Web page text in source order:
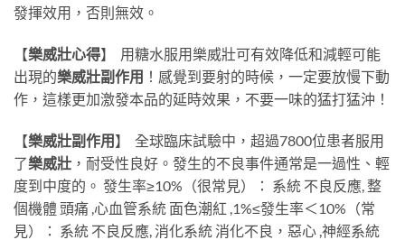
發揮效用，否則無效。
【樂威壯心得】 用糖水服用樂威壯可有效降低和減輕可能
出現的樂威壯副作用 ！感覺到要射的時候，一定要放慢下動
作，這樣更加激發本品的延時效果，不要一味的猛打猛沖！
【樂威壯副作用】 全球臨床試驗中，超過7800位患者服用
了樂威壯 ，耐受性良好。發生的不良事件通常是一過性、輕
度到中度的。 發生率≥10%（很常見）： 系統 不良反應, 整
個機體 頭痛 ,心血管系統 面色潮紅 ,1%≤發生率＜10%（常
見）： 系統 不良反應, 消化系統 消化不良，惡心 ,神經系統